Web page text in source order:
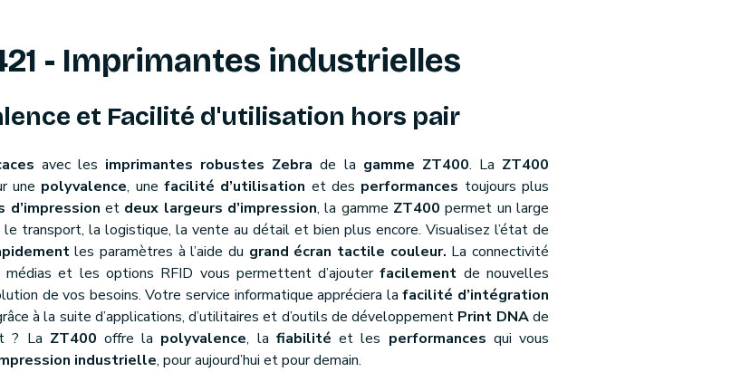
- Imprimantes industrielles
et Facilité d'utilisation hors pair
avec les imprimantes robustes Zebra de la gamme ZT400. La ZT400
une polyvalence, unefacilité d’utilisation et des performances toujours plus
et deux largeurs d’impression, la gamme ZT400 permet un large
le transport, la logistique, la vente au détail et bien plus encore. Visualisez l’état de
les paramètres à l’aide du grand écran tactile couleur. La connectivité
et les options RFID vous permettent d’ajouterfacilement de nouvelles
de vos besoins. Votre service informatique appréciera lafacilité d’intégration
à la suite d’applications, d’utilitaires et d’outils de développement Print DNAde
? La ZT400 offre la polyvalence, la fiabilité et les performances qui vous
industrielle, pour aujourd’hui et pour demain.